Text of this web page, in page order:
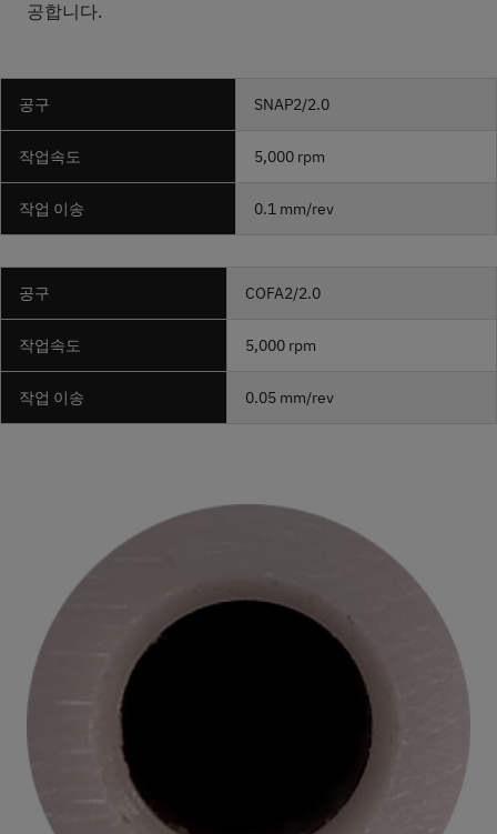
공합니다.
공구 SNAP2/2.0
작업속도 5,000 rpm
작업 이송 0.1 mm/rev
공구 COFA2/2.0
작업속도 5,000 rpm
작업 이송 0.05 mm/rev